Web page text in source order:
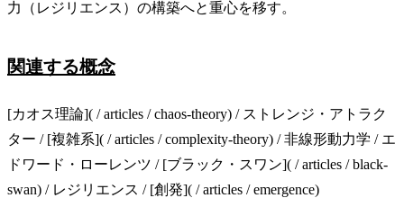
力（レジリエンス）の構築へと重心を移す。
関連する概念
[カオス理論]( / articles / chaos-theory) / ストレンジ・アトラク
ター / [複雑系]( / articles / complexity-theory) / 非線形動力学 / エ
ドワード・ローレンツ / [ブラック・スワン]( / articles / black-
swan) / レジリエンス / [創発]( / articles / emergence)